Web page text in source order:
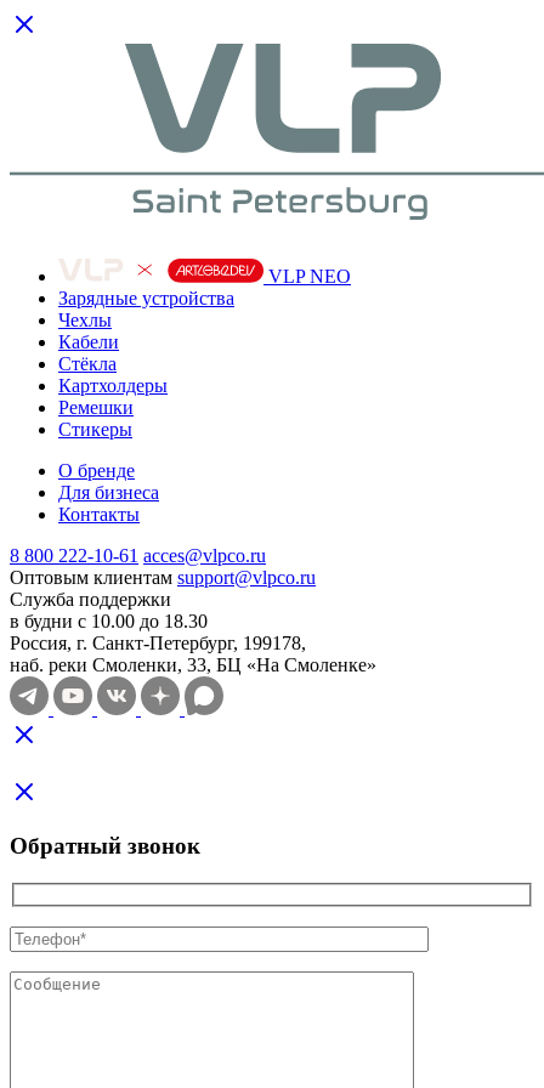
VLP NEO
Зарядные устройства
Чехлы
Кабели
Cтёкла
Картхолдеры
Ремешки
Стикеры
О бренде
Для бизнеса
Контакты
8 800 222-10-61 acces@vlpco.ru
Оптовым клиентам support@vlpco.ru
Служба поддержки
в будни с 10.00 до 18.30
Россия, г. Санкт-Петербург, 199178,
наб. реки Смоленки, 33, БЦ «На Смоленке»
Обратный звонок